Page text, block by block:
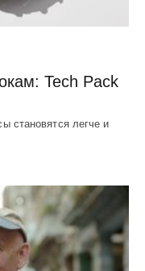
Tech Pack
становятся легче и